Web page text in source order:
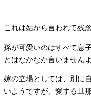
これは姑から言われて残
孫が可愛いのはすべて息
とはなかなか言いませんよ
嫁の立場としては、別に
いようですが、愛する旦